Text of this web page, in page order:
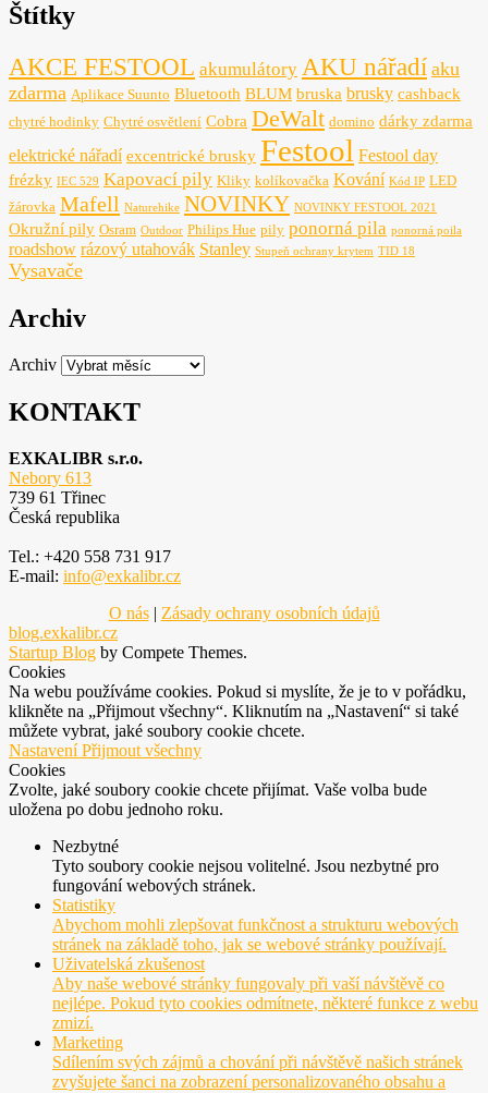
Štítky
AKCE FESTOOL akumulátory AKU nářadí aku
zdarma Aplikace Suunto Bluetooth BLUM bruska brusky cashback
chytré hodinky Chytré osvětlení Cobra DeWalt domino dárky zdarma
elektrické nářadí excentrické brusky Festool Festool day
frézky IEC 529 Kapovací pily Kliky kolíkovačka Kování Kód IP LED
žárovka Mafell Naturehike NOVINKY NOVINKY FESTOOL 2021
Okružní pily Osram Outdoor Philips Hue pily ponorná pila ponorná poila
roadshow rázový utahovák Stanley Stupeň ochrany krytem TID 18
Vysavače
Archiv
Archiv
KONTAKT
EXKALIBR s.r.o.
Nebory 613
739 61 Třinec
Česká republika
Tel.: +420 558 731 917
E-mail: info@exkalibr.cz
O nás| Zásady ochrany osobních údajů
blog.exkalibr.cz
Startup Blog by Compete Themes.
Cookies
Na webu používáme cookies. Pokud si myslíte, že je to v pořádku,
klikněte na „Přijmout všechny“. Kliknutím na „Nastavení“ si také
můžete vybrat, jaké soubory cookie chcete.
NastaveníPřijmout všechny
Cookies
Zvolte, jaké soubory cookie chcete přijímat. Vaše volba bude
uložena po dobu jednoho roku.
Nezbytné
Tyto soubory cookie nejsou volitelné. Jsou nezbytné pro
fungování webových stránek.
Statistiky
Abychom mohli zlepšovat funkčnost a strukturu webových
stránek na základě toho, jak se webové stránky používají.
Uživatelská zkušenost
Aby naše webové stránky fungovaly při vaší návštěvě co
nejlépe. Pokud tyto cookies odmítnete, některé funkce z webu
zmizí.
Marketing
Sdílením svých zájmů a chování při návštěvě našich stránek
zvyšujete šanci na zobrazení personalizovaného obsahu a